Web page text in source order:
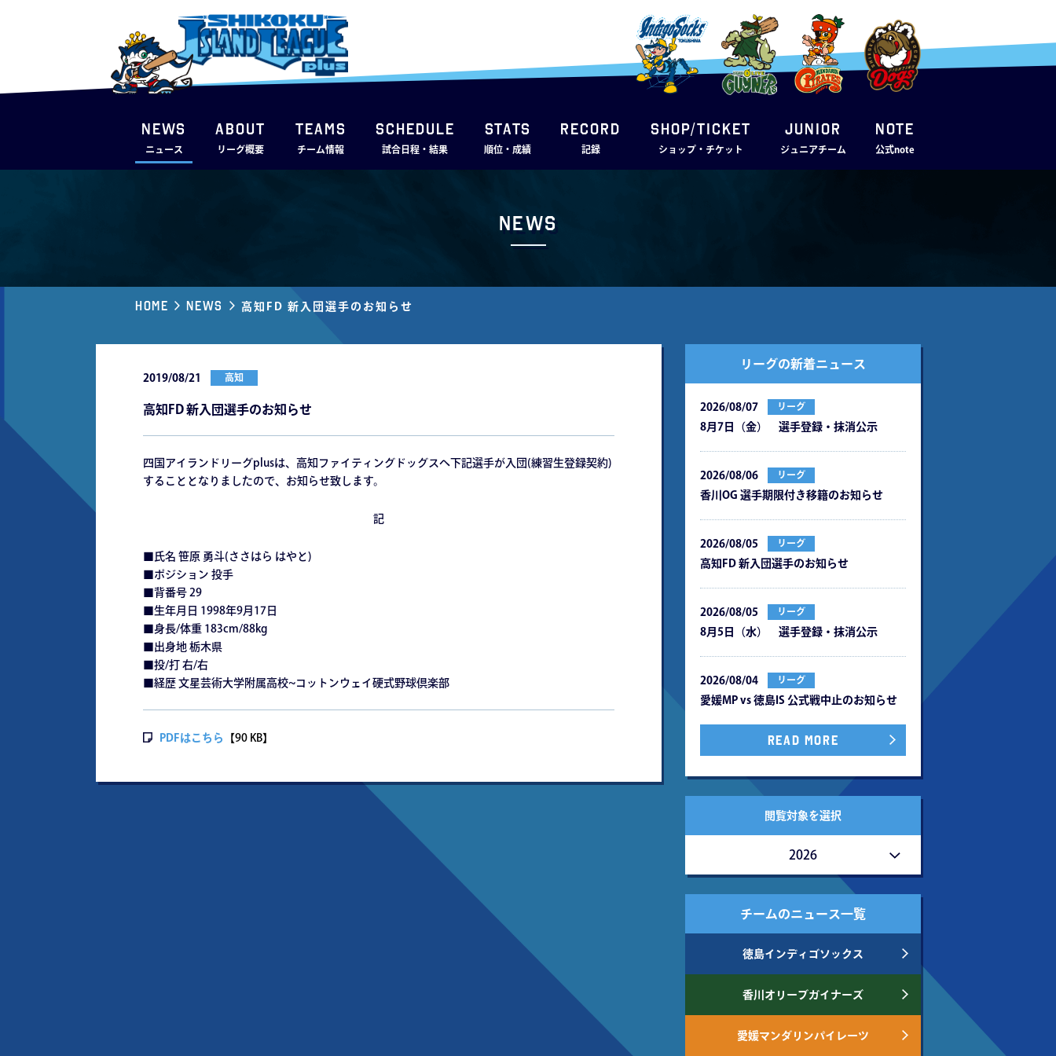
NEWS
ニュース
ABOUT
リーグ概要
TEAMS
チーム情報
SCHEDULE
試合日程・結果
STATS
順位・成績
RECORD
記録
SHOP/TICKET
ショップ・チケット
JUNIOR
ジュニアチーム
note
公式note
News
Home News 高知FD 新入団選手のお知らせ
2019/08/21 高知
高知FD 新入団選手のお知らせ
四国アイランドリーグplusは、高知ファイティングドッグスへ下記選手が入団(練習生登録契約)
することとなりましたので、お知らせ致します。
記
■氏名 笹原 勇斗(ささはら はやと)
■ポジション 投手
■背番号 29
■生年月日 1998年9月17日
■身長/体重 183cm/88kg
■出身地 栃木県
■投/打 右/右
■経歴 文星芸術大学附属高校~コットンウェイ硬式野球倶楽部
PDFはこちら 【90 KB】
リーグの新着ニュース
2026/08/07 リーグ
8月7日（金） 選手登録・抹消公示
2026/08/06 リーグ
⾹川OG 選⼿期限付き移籍のお知らせ
2026/08/05 リーグ
⾼知FD 新⼊団選⼿のお知らせ
2026/08/05 リーグ
8月5日（水） 選手登録・抹消公示
2026/08/04 リーグ
愛媛MP vs 徳島IS 公式戦中⽌のお知らせ
READ MORE
閲覧対象を選択
2026
チームのニュース一覧
徳島インディゴソックス
香川オリーブガイナーズ
愛媛マンダリンパイレーツ